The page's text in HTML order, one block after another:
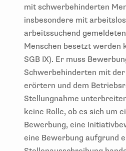
mit schwerbehinderten
insbesondere mit
arbeitssuchend
Menschen besetzt werden
SGB IX). Er muss
Schwerbehinderten mit
erörtern und dem
Stellungnahme
keine Rolle, ob es sich um
Bewerbung, eine
eine Bewerbung aufgrund